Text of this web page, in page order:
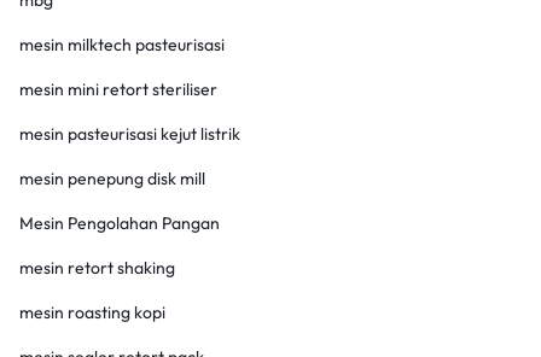
mesin milktech pasteurisasi
mesin mini retort steriliser
mesin pasteurisasi kejut listrik
mesin penepung disk mill
Mesin Pengolahan Pangan
mesin retort shaking
mesin roasting kopi